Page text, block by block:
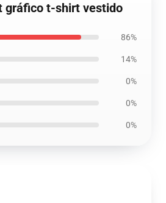
gráfico t-shirt vestido
86%
14%
0%
0%
0%